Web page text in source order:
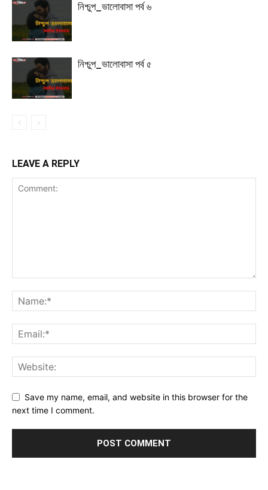
নিশ্চুপ_ভালোবাসা পর্ব ৬
নিশ্চুপ_ভালোবাসা পর্ব ৫
LEAVE A REPLY
Save my name, email, and website in this browser for the
next time I comment.